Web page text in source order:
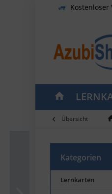
Kostenloser
Übersicht
Kategorien
Lernkarten